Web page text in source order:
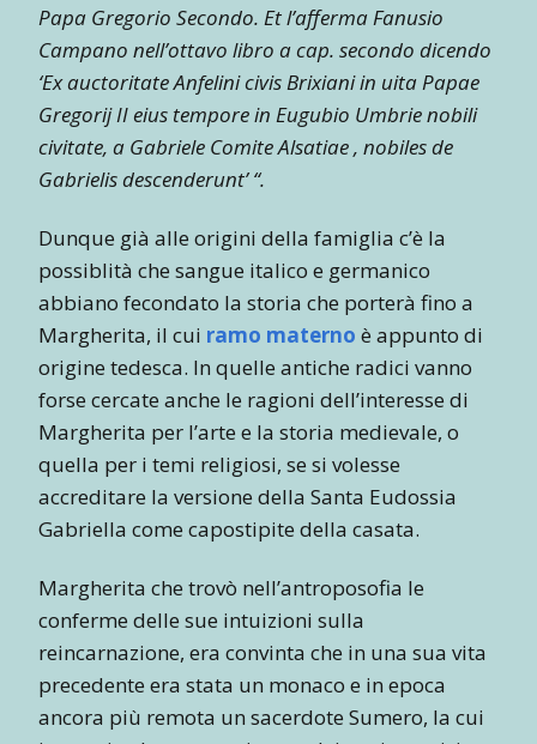
Papa Gregorio Secondo. Et l’afferma Fanusio
Campano nell’ottavo libro a cap. secondo dicendo
‘Ex auctoritate Anfelini civis Brixiani in uita Papae
Gregorij II eius tempore in Eugubio Umbrie nobili
civitate, a Gabriele Comite Alsatiae , nobiles de
Gabrielis descenderunt’ “.
Dunque già alle origini della famiglia c’è la
possiblità che sangue italico e germanico
abbiano fecondato la storia che porterà fino a
Margherita, il cui ramo materno è appunto di
origine tedesca. In quelle antiche radici vanno
forse cercate anche le ragioni dell’interesse di
Margherita per l’arte e la storia medievale, o
quella per i temi religiosi, se si volesse
accreditare la versione della Santa Eudossia
Gabriella come capostipite della casata.
Margherita che trovò nell’antroposofia le
conferme delle sue intuizioni sulla
reincarnazione, era convinta che in una sua vita
precedente era stata un monaco e in epoca
ancora più remota un sacerdote Sumero, la cui